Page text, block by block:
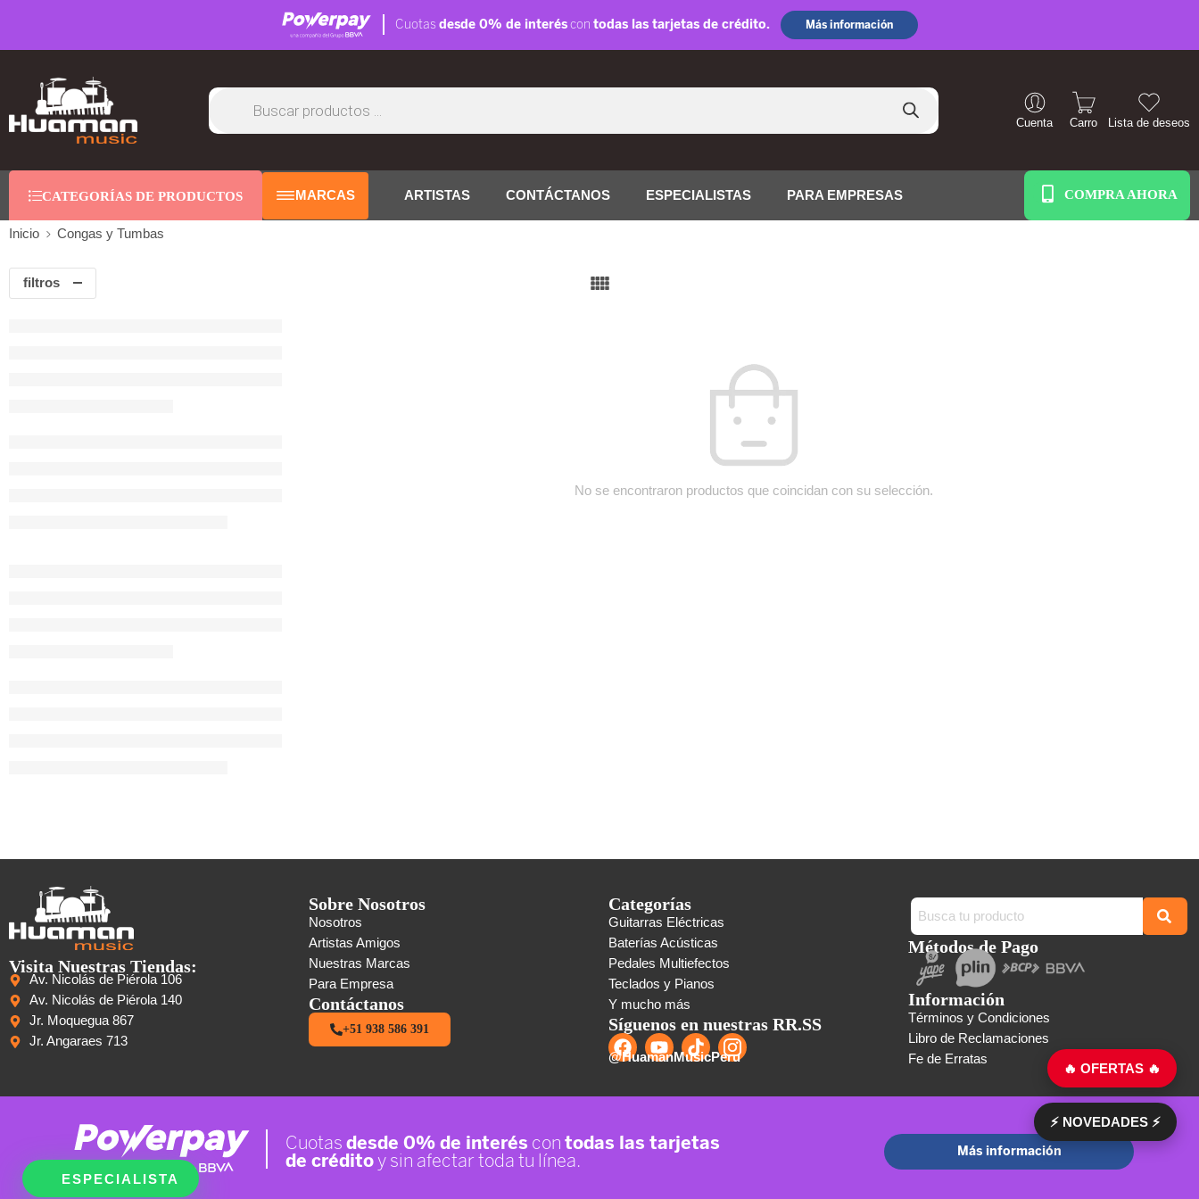
Cuenta Carro Lista de deseos
CATEGORÍAS DE PRODUCTOS MARCAS ARTISTAS CONTÁCTANOS ESPECIALISTAS PARA EMPRESAS +51 938 586 391
Inicio Congas y Tumbas
filtros
No se encontraron productos que coincidan con su selección.
Visita Nuestras Tiendas:
Av. Nicolás de Piérola 106
Av. Nicolás de Piérola 140
Jr. Moquegua 867
Jr. Angaraes 713
Sobre Nosotros
Nosotros
Artistas Amigos
Nuestras Marcas
Para Empresa
Contáctanos
+51 938 586 391
Categorías
Guitarras Eléctricas
Baterías Acústicas
Pedales Multiefectos
Teclados y Pianos
Y mucho más
Síguenos en nuestras RR.SS
@HuamanMusicPeru
Métodos de Pago
Información
Términos y Condiciones
Libro de Reclamaciones
Fe de Erratas
ESPECIALISTA
🔥 OFERTAS 🔥
⚡ NOVEDADES ⚡